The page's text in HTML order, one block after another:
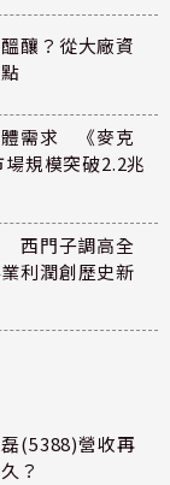
釀？從大廠資
體需求 《麥克
規模突破2.2兆
西門子調高全
利潤創歷史新
(5388)營收再
？